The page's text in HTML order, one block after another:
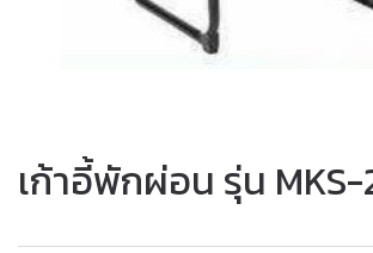
เก้าอี้พักผ่อน รุ่น MKS-